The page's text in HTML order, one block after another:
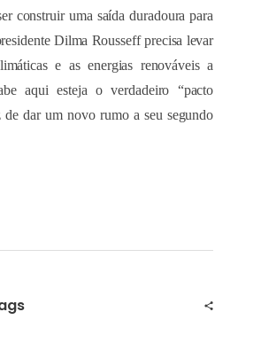
construir uma saída duradoura para
Dilma Rousseff precisa levar
e as energias renováveis a
aqui esteja o verdadeiro “pacto
de dar um novo rumo a seu segundo